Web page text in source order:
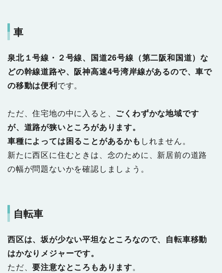
車
泉北１号線・２号線、国道26号線（第二阪和国道）な
どの幹線道路や、阪神高速4号湾岸線があるので、車で
の移動は便利 です。
ただ、住宅地の中に入ると、 ごくわずかな地域です
が、道路が狭いところがあります。
車種によっては困ることがあるかも しれません。
新たに西区に住むときは、念のために、新居前の道路
の幅が問題ないかを確認しましょう。
自転車
西区は、坂が少ない平坦なところなので、自転車移動
はかなりメジャーです。
ただ、要注意なところもあります。